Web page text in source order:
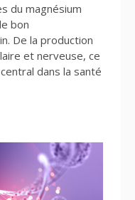
du magnésium
bon
De la production
et nerveuse, ce
dans la santé